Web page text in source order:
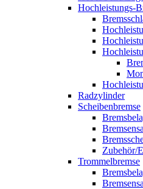
Hochleistungs-
Radzylinder
Scheibenbremse
Zubehör/
Trommelbremse